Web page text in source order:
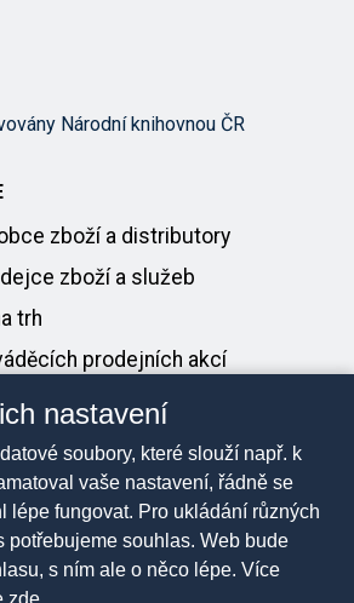
zboží a distributory
zboží a služeb
trh
prodejních akcí
nastavení
soubory, které slouží např. k
vaše nastavení, řádně se
lépe fungovat. Pro ukládání různých
potřebujeme souhlas. Web bude
s ním ale o něco lépe. Více
zde